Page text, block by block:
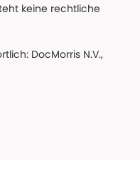
keine rechtliche
DocMorris N.V.,